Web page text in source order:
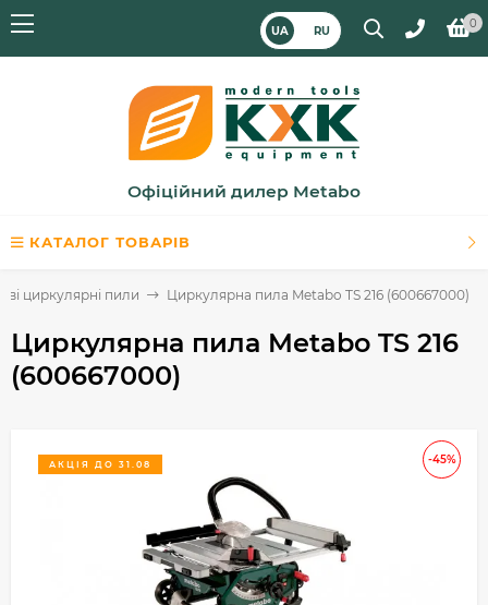
UA RU
0
Офіційний дилер Metabo
КАТАЛОГ ТОВАРІВ
циркулярні пили Циркулярна пила Metabo TS 216 (600667000)
Циркулярна пила Metabo TS 216
(600667000)
-45%
АКЦІЯ ДО 31.08